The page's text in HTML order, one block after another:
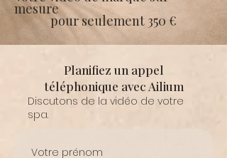
mesure
pour seulement 350 €
Planifiez un appel
téléphonique avec Ailium
Discutons de la vidéo de votre
spa.
Votre prénom